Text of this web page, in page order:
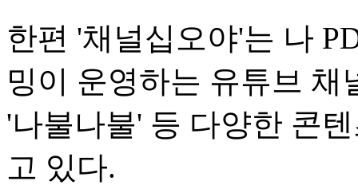
한편 '채널십오야'는 나
밍이 운영하는 유튜브 채
'나불나불' 등 다양한 콘
고 있다.